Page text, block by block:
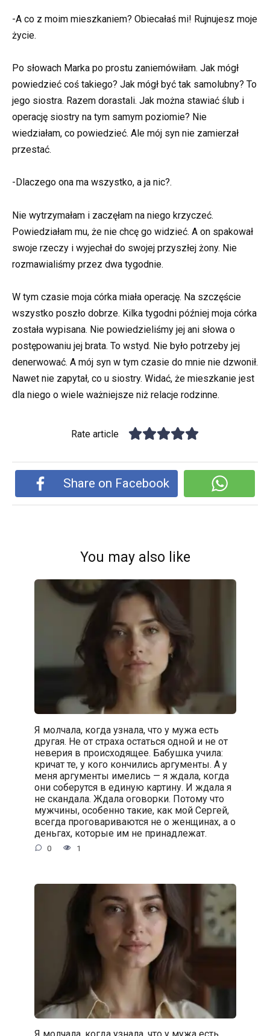
-A co z moim mieszkaniem? Obiecałaś mi! Rujnujesz moje
życie.
Po słowach Marka po prostu zaniemówiłam. Jak mógł
powiedzieć coś takiego? Jak mógł być tak samolubny? To
jego siostra. Razem dorastali. Jak można stawiać ślub i
operację siostry na tym samym poziomie? Nie
wiedziałam, co powiedzieć. Ale mój syn nie zamierzał
przestać.
-Dlaczego ona ma wszystko, a ja nic?.
Nie wytrzymałam i zaczęłam na niego krzyczeć.
Powiedziałam mu, że nie chcę go widzieć. A on spakował
swoje rzeczy i wyjechał do swojej przyszłej żony. Nie
rozmawialiśmy przez dwa tygodnie.
W tym czasie moja córka miała operację. Na szczęście
wszystko poszło dobrze. Kilka tygodni później moja córka
została wypisana. Nie powiedzieliśmy jej ani słowa o
postępowaniu jej brata. To wstyd. Nie było potrzeby jej
denerwować. A mój syn w tym czasie do mnie nie dzwonił.
Nawet nie zapytał, co u siostry. Widać, że mieszkanie jest
dla niego o wiele ważniejsze niż relacje rodzinne.
Rate article
Share on Facebook
You may also like
Я молчала, когда узнала, что у мужа есть
другая. Не от страха остаться одной и не от
неверия в происходящее. Бабушка учила:
кричат те, у кого кончились аргументы. А у
меня аргументы имелись — я ждала, когда
они соберутся в единую картину. И ждала я
не скандала. Ждала оговорки. Потому что
мужчины, особенно такие, как мой Сергей,
всегда проговариваются не о женщинах, а о
деньгах, которые им не принадлежат.
0 1